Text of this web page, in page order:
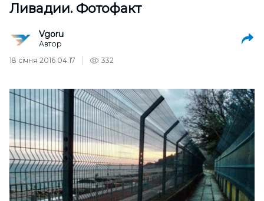
Ливадии. Фотофакт
Vgoru
Автор
18 січня 2016 04:17
332